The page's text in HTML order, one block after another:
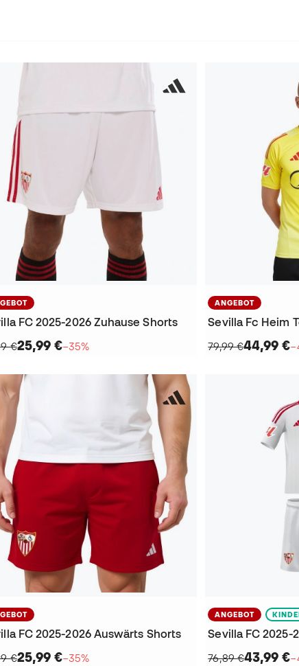
FC 2025-2026 Zuhause Shorts
€25,99 €−35%
ANGEBOT
79,99 €44,99 €
FC 2025-2026 Auswärts Shorts
€25,99 €−35%
ANGEBOT
Sevilla FC 2025-
76,89 €43,99 €